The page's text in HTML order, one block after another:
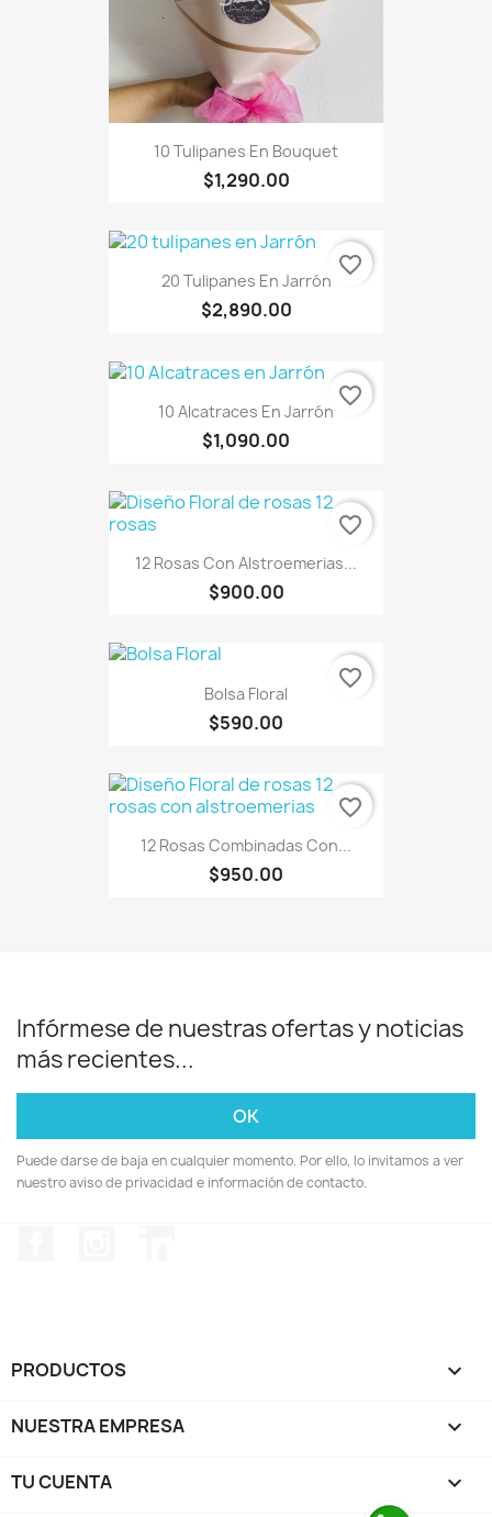
10 Tulipanes En Bouquet
$1,290.00
20 Tulipanes En Jarrón
$2,890.00
favorite_border
10 Alcatraces En Jarrón
$1,090.00
favorite_border
12 Rosas Con Alstroemerias...
$900.00
favorite_border
Bolsa Floral
$590.00
favorite_border
12 Rosas Combinadas Con...
$950.00
favorite_border
Infórmese de nuestras ofertas y noticias
más recientes...
Puede darse de baja en cualquier momento. Por ello, lo invitamos a ver
nuestro aviso de privacidad e información de contacto.
PRODUCTOS 
NUESTRA EMPRESA 
TU CUENTA 